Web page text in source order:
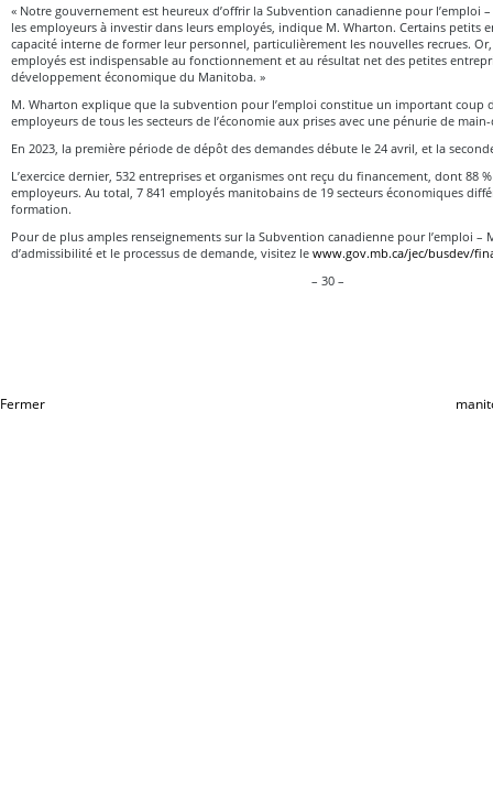
« Notre gouvernement est heureux d’offrir la Subvention canadienne pour l’emploi
les employeurs à investir dans leurs employés, indique M. Wharton. Certains petits
capacité interne de former leur personnel, particulièrement les nouvelles recrues.
employés est indispensable au fonctionnement et au résultat net des petites
développement économique du Manitoba. »
M. Wharton explique que la subvention pour l’emploi constitue un important coup
employeurs de tous les secteurs de l’économie aux prises avec une pénurie de
En 2023, la première période de dépôt des demandes débute le 24 avril, et la
L’exercice dernier, 532 entreprises et organismes ont reçu du financement, dont 88
employeurs. Au total, 7 841 employés manitobains de 19 secteurs économiques
formation.
Pour de plus amples renseignements sur la Subvention canadienne pour l’emploi –
d’admissibilité et le processus de demande, visitez le www.gov.mb.ca/jec/busdev/
– 30 –
Fermer